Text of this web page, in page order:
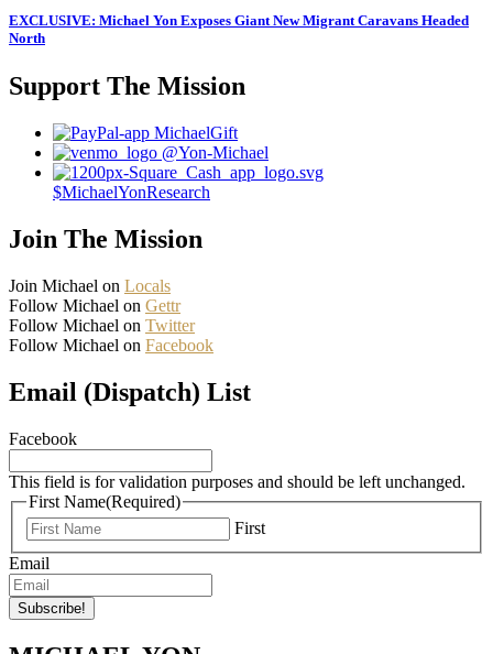
EXCLUSIVE: Michael Yon Exposes Giant New Migrant Caravans Headed
North
Support The Mission
MichaelGift
@Yon-Michael
$MichaelYonResearch
Join The Mission
Join Michael on Locals
Follow Michael on Gettr
Follow Michael on Twitter
Follow Michael on Facebook
Email (Dispatch) List
Facebook
This field is for validation purposes and should be left unchanged.
First Name(Required)
First
Email